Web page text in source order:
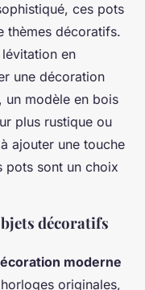
ces pots
thèmes décoratifs.
en
une décoration
un modèle en bois
plus rustique ou
ajouter une touche
pots sont un choix
décoratifs
moderne
originales,